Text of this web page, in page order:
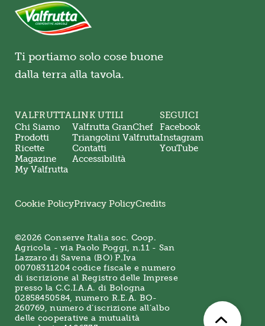
Ti portiamo solo cose buone
dalla terra alla tavola.
VALFRUTTA
Chi Siamo
Prodotti
Ricette
Magazine
My Valfrutta
LINK UTILI
Valfrutta GranChef
Triangolini Valfrutta
Contatti
Accessibilità
SEGUICI
Facebook
Instagram
YouTube
©2026 Conserve Italia soc. Coop.
Agricola - via Paolo Poggi, n.11 - San
Lazzaro di Savena (BO) P.Iva
00708311204 codice fiscale e numero
di iscrizione al Registro delle Imprese
presso la C.C.I.A.A. di Bologna
02858450584, numero R.E.A. BO-
260769, numero d’iscrizione all’albo
delle cooperative a mutualità
Cookie PolicyPrivacy PolicyCredits